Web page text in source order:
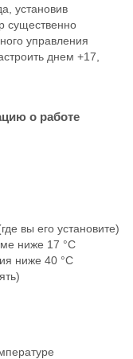
установив
существенно
управления
днем +17,
о работе
вы его установите)
ниже 17 °C
ниже 40 °C